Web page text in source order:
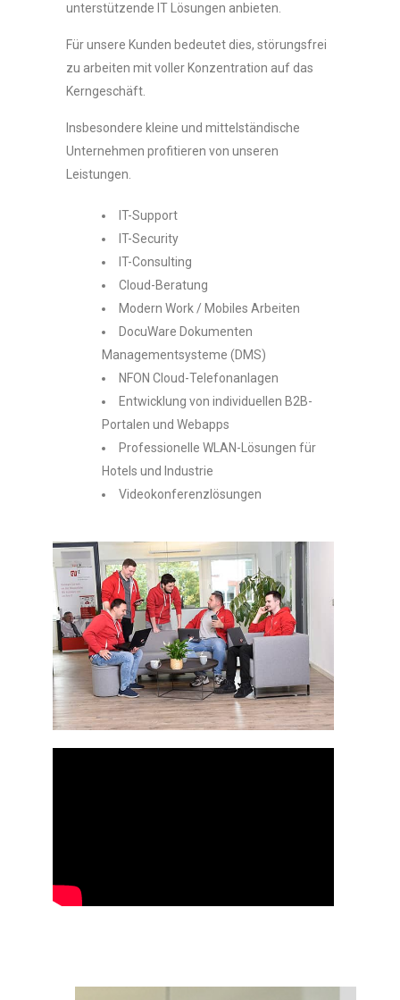
unterstützende IT Lösungen anbieten.
Für unsere Kunden bedeutet dies, störungsfrei
zu arbeiten mit voller Konzentration auf das
Kerngeschäft.
Insbesondere kleine und mittelständische
Unternehmen profitieren von unseren
Leistungen.
IT-Support
IT-Security
IT-Consulting
Cloud-Beratung
Modern Work / Mobiles Arbeiten
DocuWare Dokumenten
Managementsysteme (DMS)
NFON Cloud-Telefonanlagen
Entwicklung von individuellen B2B-
Portalen und Webapps
Professionelle WLAN-Lösungen für
Hotels und Industrie
Videokonferenzlösungen